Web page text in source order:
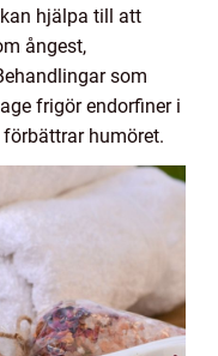
hjälpa till att
ångest,
som
frigör endorfiner i
humöret.